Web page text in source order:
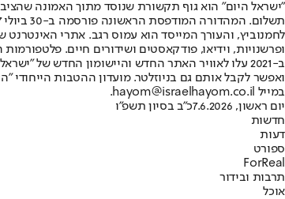
"ישראל היום" הוא גוף תקשורת שנוסד מתוך האמונה
ופרשנויות, וידיאו, פודקאסטים ושידורים חיים.
ב-2021 עלו לאוויר האתר החדש והיישומון החדש
ואפשר לקבל אותם גם בניוזלטר. מועדון ההטבות הייחודי
במייל hayom@israelhayom.co.il.
יום ראשון, 7.6.2026
כ"ב בסיון תשפ"ו
חדשות
דעות
ספורט
ForReal
תרבות ובידור
אוכל